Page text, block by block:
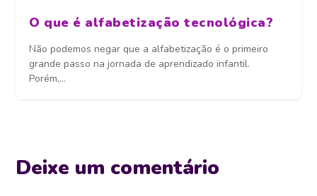
O que é alfabetização tecnológica?
Não podemos negar que a alfabetização é o primeiro
grande passo na jornada de aprendizado infantil.
Porém,...
Deixe um comentário